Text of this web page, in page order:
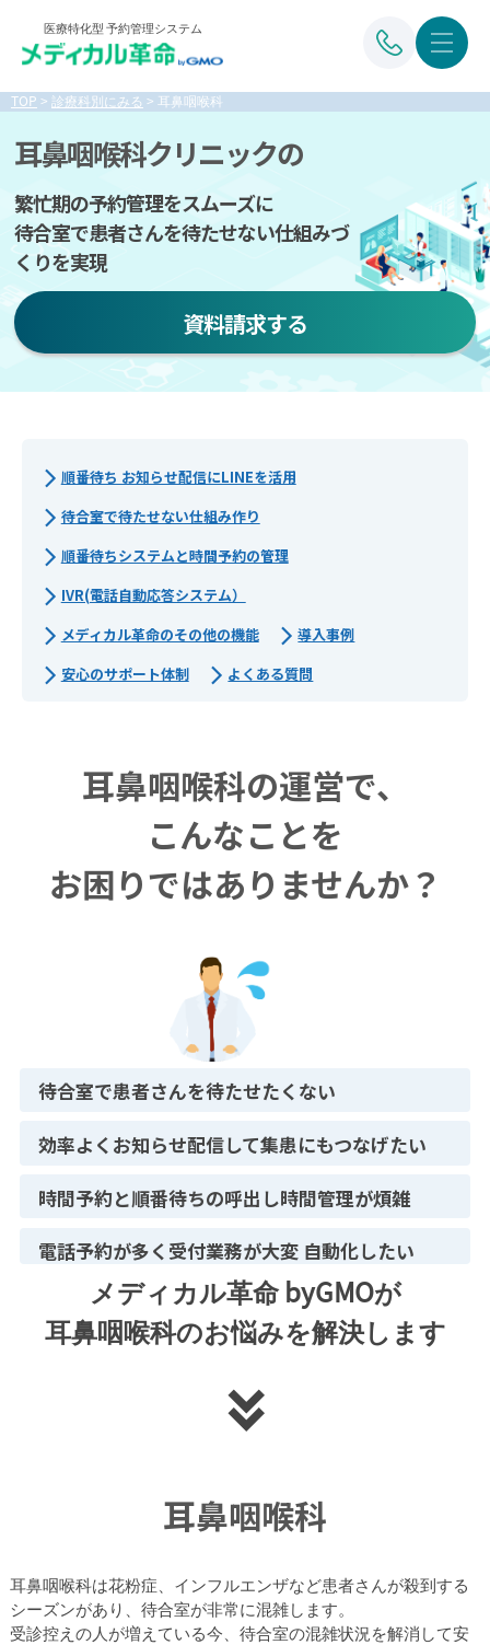
医療特化型 予約管理システム
TOP > 診療科別にみる > 耳鼻咽喉科
耳鼻咽喉科クリニックの
繁忙期の予約管理をスムーズに
待合室で患者さんを待たせない仕組みづ
くりを実現
資料請求する
順番待ち お知らせ配信にLINEを活用
待合室で待たせない仕組み作り
順番待ちシステムと時間予約の管理
IVR(電話自動応答システム）
メディカル革命のその他の機能
導入事例
安心のサポート体制
よくある質問
耳鼻咽喉科の運営で、
こんなことを
お困りではありませんか？
待合室で患者さんを待たせたくない
効率よくお知らせ配信して集患にもつなげたい
時間予約と順番待ちの呼出し時間管理が煩雑
電話予約が多く受付業務が大変 自動化したい
メディカル革命 byGMOが
耳鼻咽喉科のお悩みを解決します
耳鼻咽喉科
耳鼻咽喉科は花粉症、インフルエンザなど患者さんが殺到する
シーズンがあり、待合室が非常に混雑します。
受診控えの人が増えている今、待合室の混雑状況を解消して安